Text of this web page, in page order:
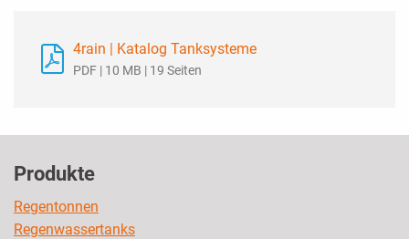
4rain | Katalog Tanksysteme
PDF | 10 MB | 19 Seiten
Produkte
Regentonnen
Regenwassertanks